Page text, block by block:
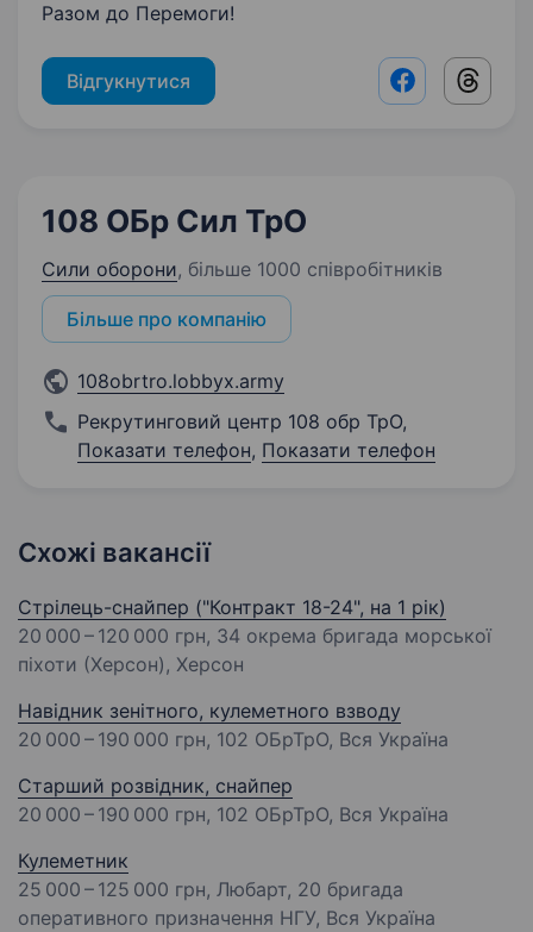
Разом до Перемоги!
Відгукнутися Facebook
108 ОБр Сил ТрО
Сили оборони, більше 1000 співробітників
Більше про компанію
108obrtro.lobbyx.army
Рекрутинговий центр 108 обр ТрО,
Показати телефон, Показати телефон
Схожі вакансії
Стрілець-снайпер ("Контракт 18-24", на 1 рік)
20 000 – 120 000 грн, 34 окрема бригада морської
піхоти (Херсон), Херсон
Навідник зенітного, кулеметного взводу
20 000 – 190 000 грн, 102 ОБрТрО, Вся Україна
Старший розвідник, снайпер
20 000 – 190 000 грн, 102 ОБрТрО, Вся Україна
Кулеметник
25 000 – 125 000 грн, Любарт, 20 бригада
оперативного призначення НГУ, Вся Україна